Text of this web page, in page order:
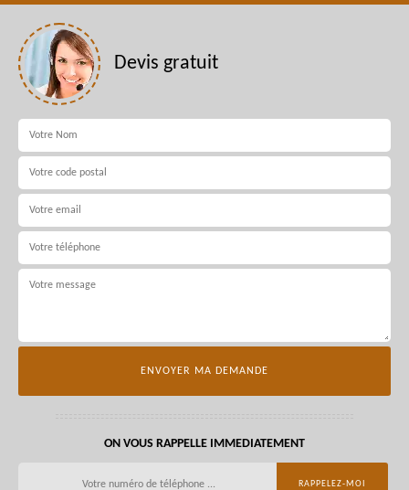
Devis gratuit
ON VOUS RAPPELLE IMMEDIATEMENT